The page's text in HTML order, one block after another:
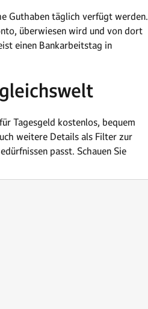
Guthaben täglich verfügt werden.
überwiesen wird und von dort
einen Bankarbeitstag in
Tagesgeld kostenlos, bequem
weitere Details als Filter zur
passt. Schauen Sie